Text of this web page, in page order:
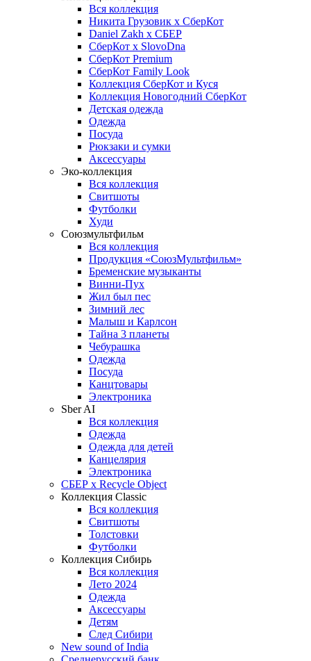
Вся коллекция
Никита Грузовик х СберКот
Daniel Zakh x СБЕР
СберКот x SlovoDna
СберКот Premium
СберКот Family Look
Коллекция СберКот и Куся
Коллекция Новогодний СберКот
Детская одежда
Одежда
Посуда
Рюкзаки и сумки
Аксессуары
Эко-коллекция
Вся коллекция
Свитшоты
Футболки
Худи
Союзмультфильм
Вся коллекция
Продукция «СоюзМультфильм»
Бременские музыканты
Винни-Пух
Жил был пес
Зимний лес
Малыш и Карлсон
Тайна 3 планеты
Чебурашка
Одежда
Посуда
Канцтовары
Электроника
Sber AI
Вся коллекция
Одежда
Одежда для детей
Канцелярия
Электроника
СБЕР x Recycle Object
Коллекция Classic
Вся коллекция
Свитшоты
Толстовки
Футболки
Коллекция Сибирь
Вся коллекция
Лето 2024
Одежда
Аксессуары
Детям
След Сибири
New sound of India